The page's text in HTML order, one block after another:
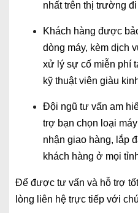
nhất trên thị trường
Khách hàng được
dòng máy, kèm dịch
xử lý sự cố miễn phí
kỹ thuật viên giàu
Đội ngũ tư vấn am
trợ bạn chọn loại
nhận giao hàng, lắp
khách hàng ở mọi
Để được tư vấn và hỗ trợ
lòng liên hệ trực tiếp với